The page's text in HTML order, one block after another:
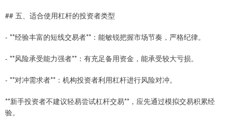
## 五、适合使用杠杆的投资者类型
- **经验丰富的短线交易者**：能敏锐把握市场节奏，严格纪律。
- **风险承受能力强者**：有充足备用资金，能承受较大亏损。
- **对冲需求者**：机构投资者利用杠杆进行风险对冲。
**新手投资者不建议轻易尝试杠杆交易**，应先通过模拟交易积累经
验。